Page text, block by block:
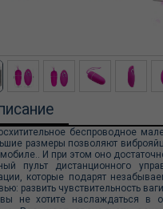
беспроводное
размеры позволяют
И при этом оно
пульт дистанционного
которые подарят
развить чувствительность
не хотите наслаждаться в